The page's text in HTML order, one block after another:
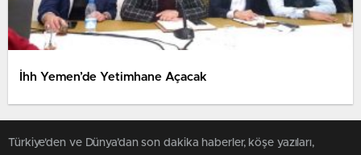
İhh Yemen’de Yetimhane Açacak
Türkiye'den ve Dünya’dan son dakika haberler, köşe yazıları,